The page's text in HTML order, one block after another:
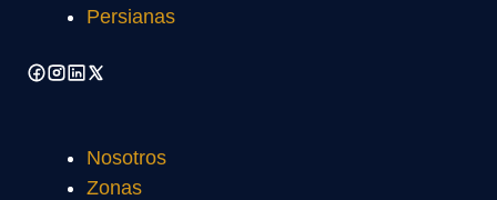
Persianas
Nosotros
Zonas